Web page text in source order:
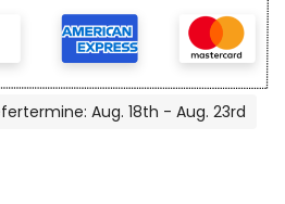
Aug. 18th - Aug. 23rd